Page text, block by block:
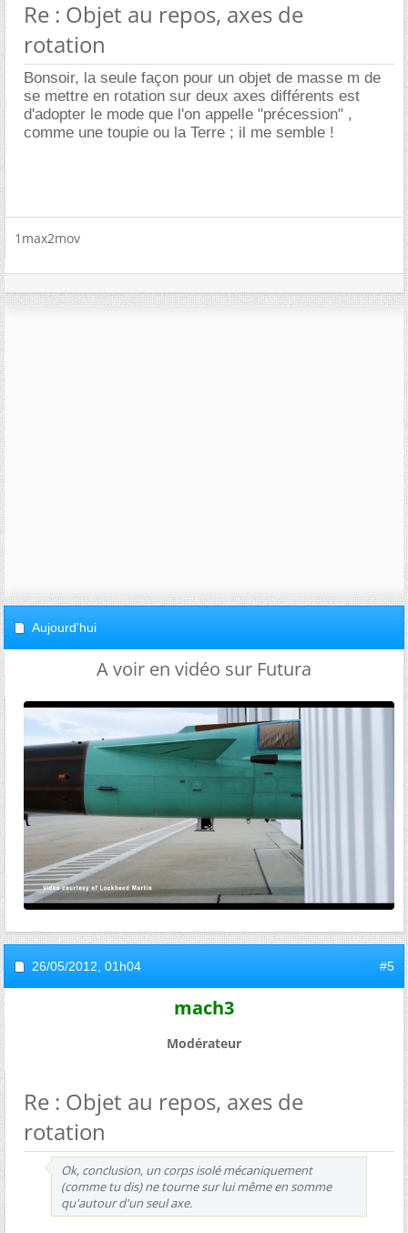
Re : Objet au repos, axes de
rotation
Bonsoir, la seule façon pour un objet de masse m de
se mettre en rotation sur deux axes différents est
d'adopter le mode que l'on appelle "précession" ,
comme une toupie ou la Terre ; il me semble !
1max2mov
Aujourd'hui
A voir en vidéo sur Futura
26/05/2012, 01h04 #5
mach3
Modérateur
Re : Objet au repos, axes de
rotation
Ok, conclusion, un corps isolé mécaniquement
(comme tu dis) ne tourne sur lui même en somme
qu'autour d'un seul axe.